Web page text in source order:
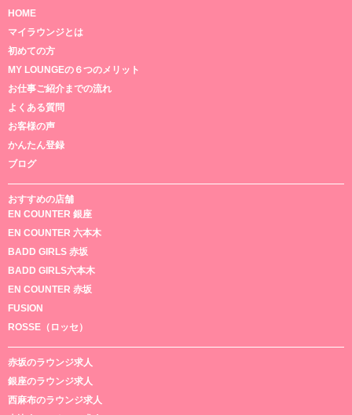
HOME
マイラウンジとは
初めての方
MY LOUNGEの６つのメリット
お仕事ご紹介までの流れ
よくある質問
お客様の声
かんたん登録
ブログ
おすすめの店舗
EN COUNTER 銀座
EN COUNTER 六本木
BADD GIRLS 赤坂
BADD GIRLS六本木
EN COUNTER 赤坂
FUSION
ROSSE（ロッセ）
赤坂のラウンジ求人
銀座のラウンジ求人
西麻布のラウンジ求人